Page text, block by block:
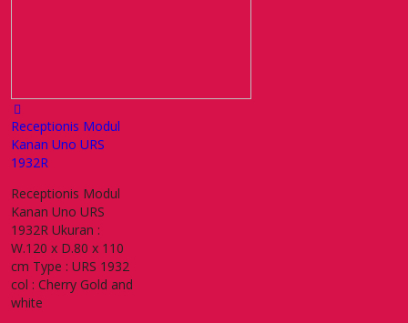
Receptionis Modul
Kanan Uno URS
1932R
Receptionis Modul
Kanan Uno URS
1932R Ukuran :
W.120 x D.80 x 110
cm Type : URS 1932
col : Cherry Gold and
white